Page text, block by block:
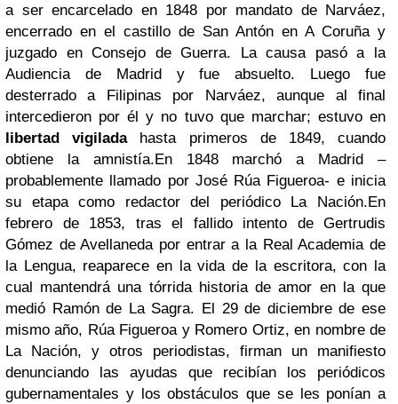
a ser encarcelado en 1848 por mandato de Narváez,
encerrado en el castillo de San Antón en A Coruña y
juzgado en Consejo de Guerra. La causa pasó a la
Audiencia de Madrid y fue absuelto. Luego fue
desterrado a Filipinas por Narváez, aunque al final
intercedieron por él y no tuvo que marchar; estuvo en
libertad vigiladahasta primeros de 1849, cuando
obtiene la amnistía.En 1848 marchó a Madrid –
probablemente llamado por José Rúa Figueroa- e inicia
su etapa como redactor del periódico La Nación.En
febrero de 1853, tras el fallido intento de Gertrudis
Gómez de Avellaneda por entrar a la Real Academia de
la Lengua, reaparece en la vida de la escritora, con la
cual mantendrá una tórrida historia de amor en la que
medió Ramón de La Sagra. El 29 de diciembre de ese
mismo año, Rúa Figueroa y Romero Ortiz, en nombre de
La Nación, y otros periodistas, firman un manifiesto
denunciando las ayudas que recibían los periódicos
gubernamentales y los obstáculos que se les ponían a